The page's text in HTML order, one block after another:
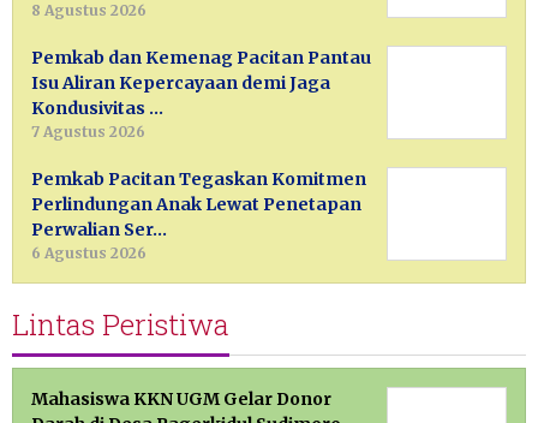
8 Agustus 2026
Pemkab dan Kemenag Pacitan Pantau
Isu Aliran Kepercayaan demi Jaga
Kondusivitas …
7 Agustus 2026
Pemkab Pacitan Tegaskan Komitmen
Perlindungan Anak Lewat Penetapan
Perwalian Ser…
6 Agustus 2026
Lintas Peristiwa
Mahasiswa KKN UGM Gelar Donor